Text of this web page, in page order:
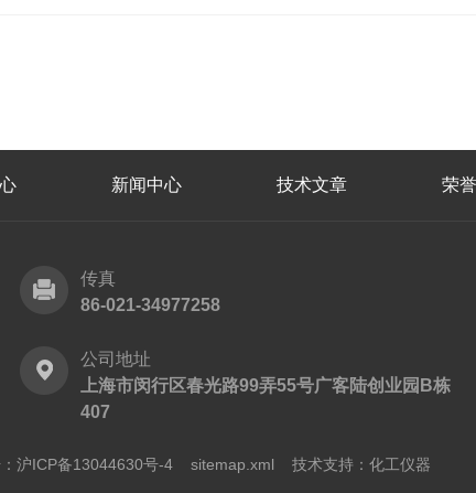
新闻中心 技术文章 荣
传真
86-021-34977258
公司地址
上海市闵行区春光路99弄55号广客陆创业园B栋
407
沪ICP备13044630号-4 sitemap.xml 技术支持： 化工仪器